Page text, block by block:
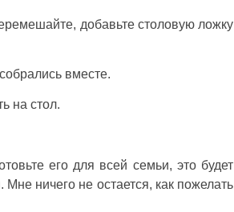
добавьте столовую ложку
вместе.
на стол.
его для всей семьи, это будет
ничего не остается, как пожелать